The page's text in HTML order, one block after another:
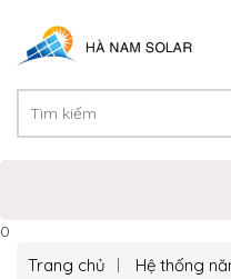
0
Trang chủ Hệ thống